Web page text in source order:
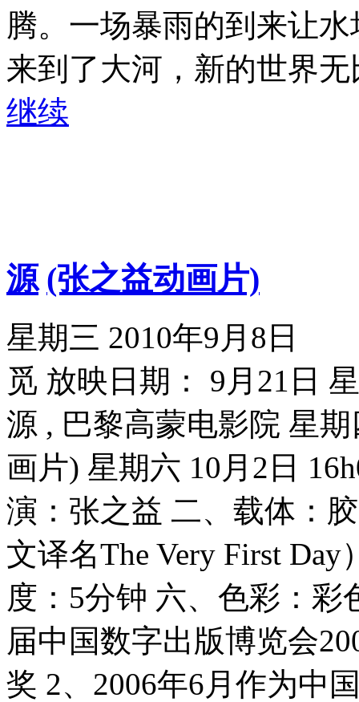
腾。一场暴雨的到来让
来到了大河，新的世界
继续
源 (张之益动画片)
星期三 2010年9月8日
觅 放映日期： 9月21日
源 , 巴黎高蒙电影院 星
画片) 星期六 10月2日
演：张之益 二、载体：
文译名The Very First
度：5分钟 六、色彩：
届中国数字出版博览会
奖 2、2006年6月作为中